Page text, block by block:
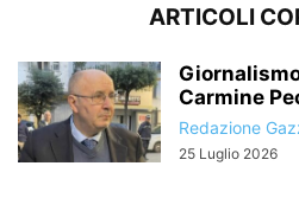
ARTICOLI
Carmine
Redazione
25 Luglio 2026